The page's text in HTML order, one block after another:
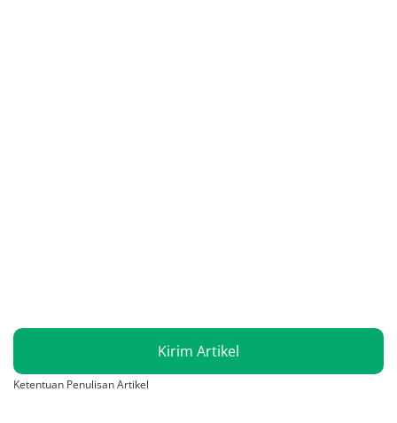
Kirim Artikel
Ketentuan Penulisan Artikel